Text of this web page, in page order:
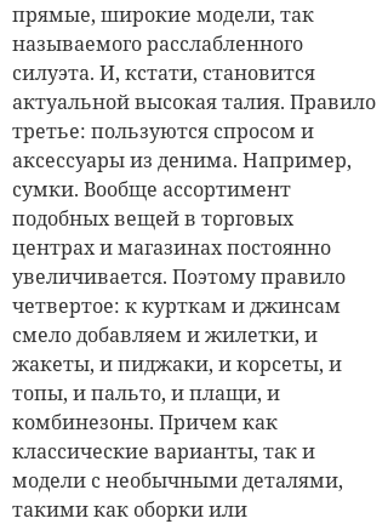
прямые, широкие модели, так
называемого расслабленного
силуэта. И, кстати, становится
актуальной высокая талия. Правило
третье: пользуются спросом и
аксессуары из денима. Например,
сумки. Вообще ассортимент
подобных вещей в торговых
центрах и магазинах постоянно
увеличивается. Поэтому правило
четвертое: к курткам и джинсам
смело добавляем и жилетки, и
жакеты, и пиджаки, и корсеты, и
топы, и пальто, и плащи, и
комбинезоны. Причем как
классические варианты, так и
модели с необычными деталями,
такими как оборки или